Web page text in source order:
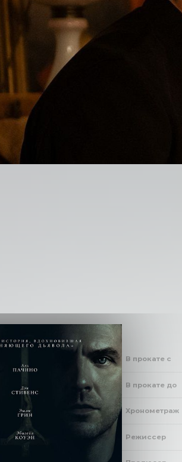
В прокате с
В прокате до
Хронометраж
Режиссер